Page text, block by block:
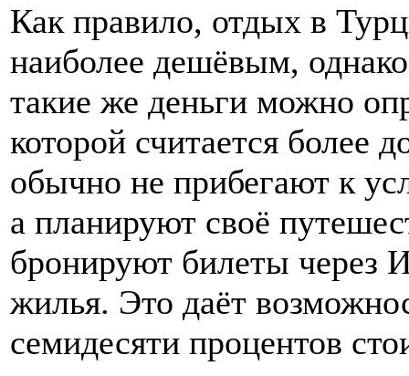
Как правило, отдых в
наиболее дешёвым,
такие же деньги можно
которой считается более
обычно не прибегают к
а планируют своё
бронируют билеты через
жилья. Это даёт
семидесяти процентов